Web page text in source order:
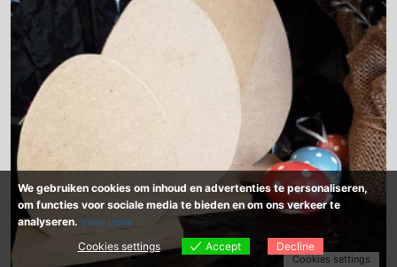
We gebruiken cookies om inhoud en advertenties te personaliseren,
om functies voor sociale media te bieden en om ons verkeer te
analyseren. View more
Cookies settings
Accept Decline
Cookies settings